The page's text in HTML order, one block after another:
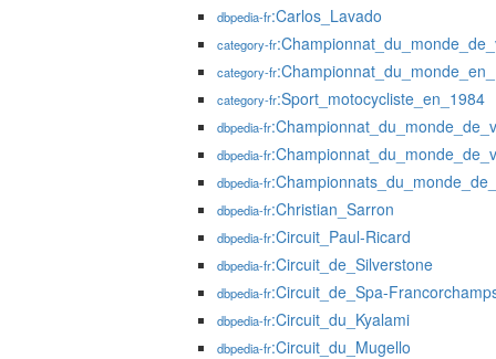
dbpedia-fr:Carlos_Lavado
category-fr
category-fr
category-fr:Sport_motocycliste_en_1984
dbpedia-fr
dbpedia-fr
dbpedia-fr
dbpedia-fr:Christian_Sarron
dbpedia-fr:Circuit_Paul-Ricard
dbpedia-fr:Circuit_de_Silverstone
dbpedia-fr:Circuit_de_Spa-
dbpedia-fr:Circuit_du_Kyalami
dbpedia-fr:Circuit_du_Mugello